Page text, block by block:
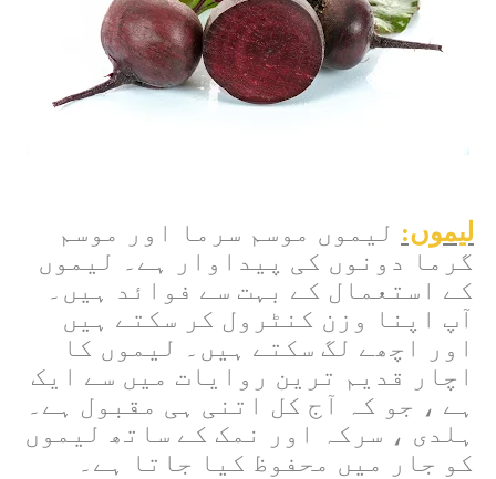
لیموں: لیموں موسم سرما اور موسم
گرما دونوں کی پیداوار ہے۔ لیموں
کے استعمال کے بہت سے فوائد ہیں۔
آپ اپنا وزن کنٹرول کر سکتے ہیں
اور اچھے لگ سکتے ہیں۔ لیموں کا
اچار قدیم ترین روایات میں سے ایک
ہے ، جو کہ آج کل اتنی ہی مقبول ہے۔
ہلدی ، سرکہ اور نمک کے ساتھ لیموں
کو جار میں محفوظ کیا جاتا ہے۔